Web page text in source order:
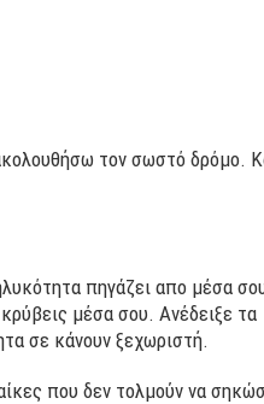
τον σωστό δρόμο.
πηγάζει απο μέσα
μέσα σου. Ανέδειξε τα
σε κάνουν ξεχωριστή.
που δεν τολμούν να